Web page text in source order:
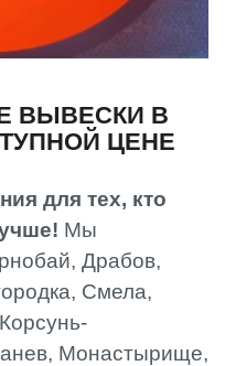
ВЫВЕСКИ В
ЦЕНЕ
для тех, кто
Мы
Драбов,
Смела,
Монастырище,